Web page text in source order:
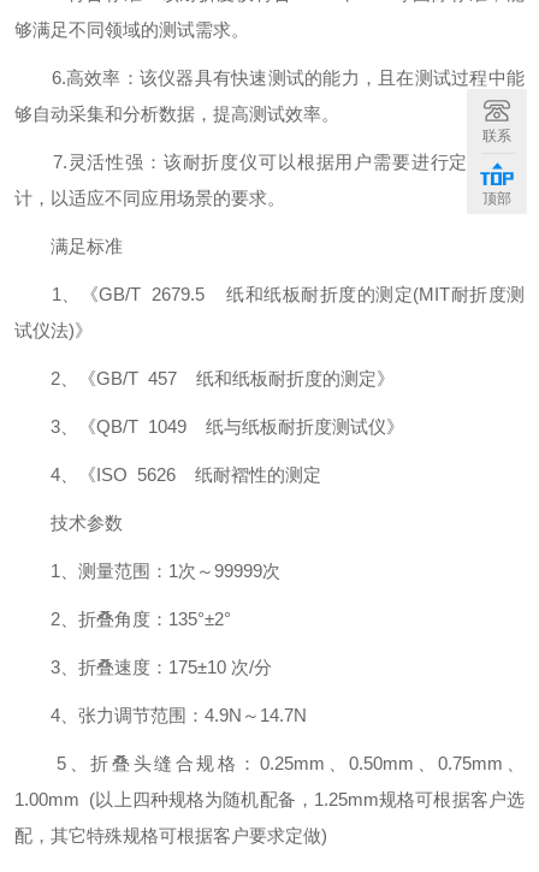
够满足不同领域的测试需求。
6.高效率：该仪器具有快速测试的能力，且在测试过程中能
够自动采集和分析数据，提高测试效率。
7.灵活性强：该耐折度仪可以根据用户需要进行定制化设
计，以适应不同应用场景的要求。
满足标准
1、《GB/T 2679.5 纸和纸板耐折度的测定(MIT耐折度测
试仪法)》
2、《GB/T 457 纸和纸板耐折度的测定》
3、《QB/T 1049 纸与纸板耐折度测试仪》
4、《ISO 5626 纸耐褶性的测定
技术参数
1、测量范围：1次～99999次
2、折叠角度：135°±2°
3、折叠速度：175±10 次/分
4、张力调节范围：4.9N～14.7N
5、折叠头缝合规格：0.25mm、0.50mm、0.75mm、
1.00mm (以上四种规格为随机配备，1.25mm规格可根据客户选
配，其它特殊规格可根据客户要求定做)
联系
顶部